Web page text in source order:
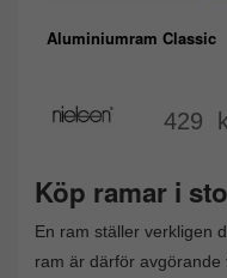
Aluminiumram Classic
429
Köp ramar i
En ram ställer verkligen
ram är därför